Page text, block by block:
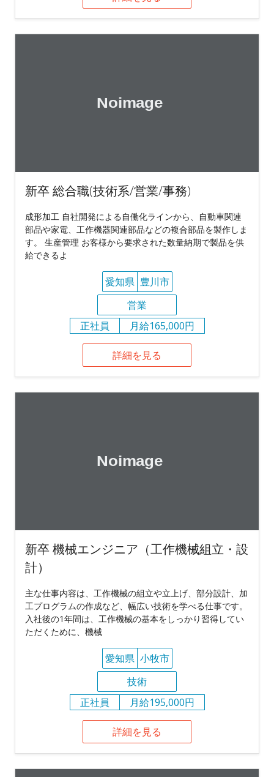
新卒 総合職(技術系/営業/事務)
成形加工 自社開発による自働化ラインから、自動車関連
部品や家電、工作機器関連部品などの複合部品を製作しま
す。 生産管理 お客様から要求された数量納期で製品を供
給できるよ
愛知県 豊川市
営業
正社員
月給165,000円
詳細を見る
新卒 機械エンジニア（工作機械組立・設
計）
主な仕事内容は、工作機械の組立や立上げ、部分設計、加
工プログラムの作成など、幅広い技術を学べる仕事です。
入社後の1年間は、工作機械の基本をしっかり習得してい
ただくために、機械
愛知県 小牧市
技術
正社員
月給195,000円
詳細を見る